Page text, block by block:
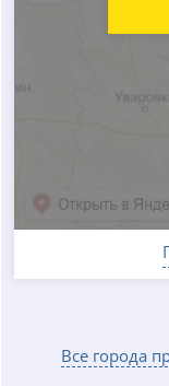
Все города